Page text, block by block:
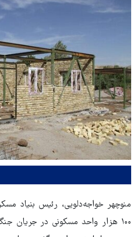
منوچهر خواجه‌دلویی، رئیس بنیاد
۱۰۰ هزار واحد مسکونی در جریان